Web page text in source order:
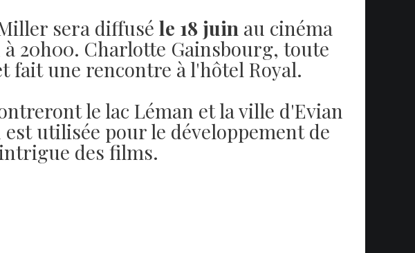
) sera diffusé le 18 juin au cinéma
20h00. Charlotte Gainsbourg, toute
fait une rencontre à l'hôtel Royal.
le lac Léman et la ville d'Evian
utilisée pour le développement de
des films.